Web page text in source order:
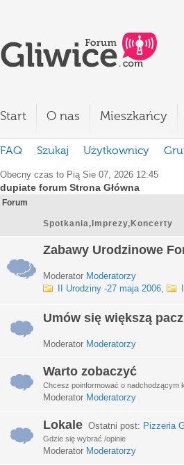
Start O nas Mieszkańcy
FAQ Szukaj Użytkownicy
Obecny czas to Pią Sie 07, 2026 12:45
dupiate forum Strona Główna
Forum
Spotkania,Imprezy,Koncerty
Zabawy Urodzinowe
Moderator Moderatorzy
II Urodziny -27 maja 2006,
Umów się większą
Moderator Moderatorzy
Warto zobaczyć
Chcesz poinformować o nadchodzącym
Moderator Moderatorzy
Lokale Ostatni post: Pizzeria
Gdzie się wybrać /opinie
Moderator Moderatorzy